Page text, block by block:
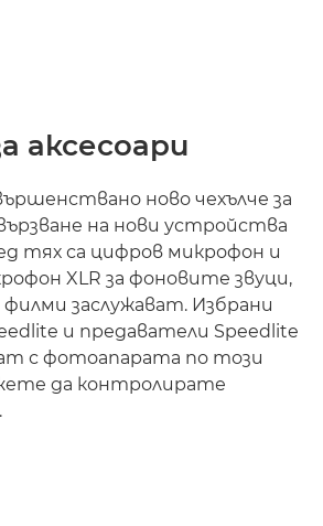
аксесоари
ново чехълче за
на нови устройства
тях са цифров микрофон и
XLR за фоновите звуци,
заслужават. Избрани
и предаватели Speedlite
с фотоапарата по този
да контролирате